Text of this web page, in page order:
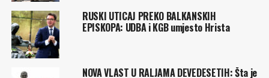
RUSKI UTICAJ PREKO BALKANSKIH
EPISKOPA: UDBA i KGB umjesto Hrista
NOVA VLAST U RALJAMA DEVEDESETIH: Šta je